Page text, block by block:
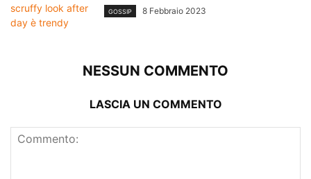
GOSSIP 8 Febbraio 2023
NESSUN COMMENTO
LASCIA UN COMMENTO